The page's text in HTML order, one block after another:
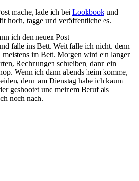
mache, lade ich bei Lookbook und
hoch, tagge und veröffentliche es.
ich den neuen Post
falle ins Bett. Weit falle ich nicht, denn
meistens im Bett. Morgen wird ein langer
Rechnungen schreiben, dann ein
Wenn ich dann abends heim komme,
denn am Dienstag habe ich kaum
geshootet und meinem Beruf als
noch nach.